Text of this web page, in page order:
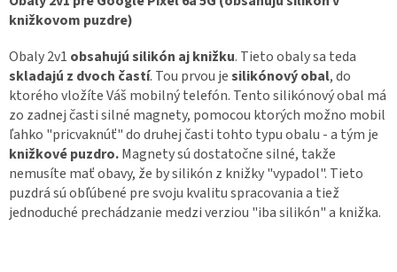
knižkovom puzdre)
Obaly 2v1 obsahujú silikón aj knižku. Tieto obaly sa teda
skladajú z dvoch častí. Tou prvou jesilikónový obal, do
ktorého vložíte Váš mobilný telefón. Tento silikónový obal má
zo zadnej časti silné magnety, pomocou ktorých možno mobil
ľahko "pricvaknúť" do druhej časti tohto typu obalu - a tým je
knižkové puzdro.Magnety sú dostatočne silné, takže
nemusíte mať obavy, že by silikón z knižky "vypadol". Tieto
puzdrá sú obľúbené pre svoju kvalitu spracovania a tiež
jednoduché prechádzanie medzi verziou "iba silikón" a knižka.